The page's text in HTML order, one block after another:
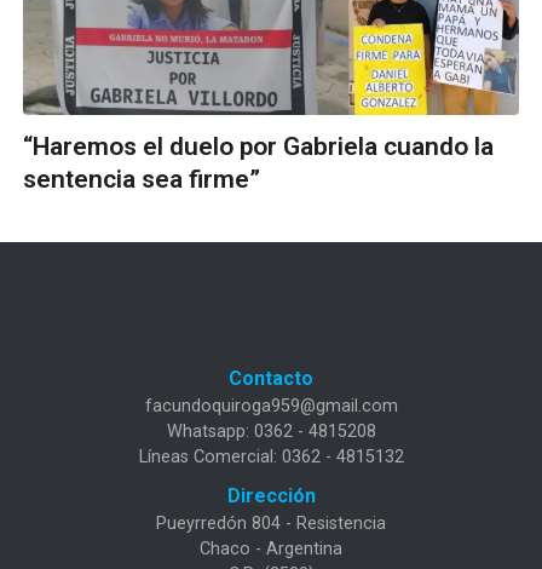
“Haremos el duelo por Gabriela cuando la
sentencia sea firme”
Contacto
facundoquiroga959@gmail.com
Whatsapp: 0362 - 4815208
Líneas Comercial: 0362 - 4815132
Dirección
Pueyrredón 804 - Resistencia
Chaco - Argentina